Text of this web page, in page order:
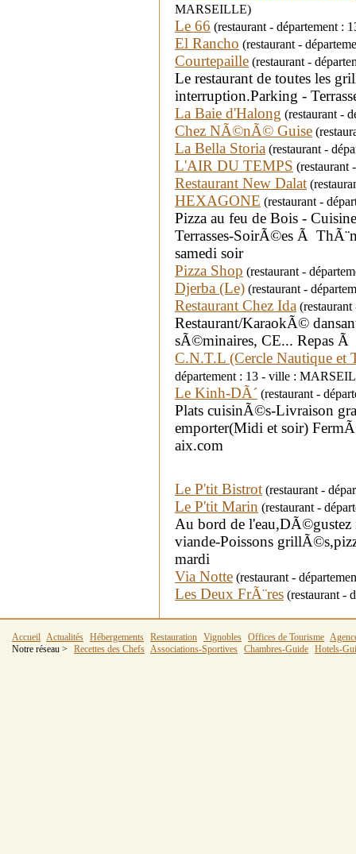
MARSEILLE)
Le 66 (restaurant - département
El Rancho (restaurant -
Courtepaille (restaurant -
Le restaurant de toutes les
interruption.Parking -
La Baie d'Halong (restaurant -
Chez NÃ©nÃ© Guise
La Bella Storia (restaurant -
L'AIR DU TEMPS
Restaurant New Dalat
HEXAGONE (restaurant -
Pizza au feu de Bois -
Terrasses-SoirÃ©es Ã
samedi soir
Pizza Shop (restaurant -
Djerba (Le) (restaurant -
Restaurant Chez Ida
Restaurant/KaraokÃ©
sÃ©minaires, CE... Repas Ã
C.N.T.L (Cercle Nautique et
département : 13 - ville :
Le Kinh-DÃ´ (restaurant -
Plats cuisinÃ©s-Livraison
emporter(Midi et soir)
aix.com
Le P'tit Bistrot (restaurant -
Le P'tit Marin (restaurant -
Au bord de
viande-Poissons
mardi
Via Notte (restaurant -
Les Deux FrÃ¨res (restaurant -
Accueil Actualités Hébergements Restauration Vignobles Offices de Tourisme
Notre réseau >
Recettes des Chefs Associations-Sportives Chambres-Guide Hotels-